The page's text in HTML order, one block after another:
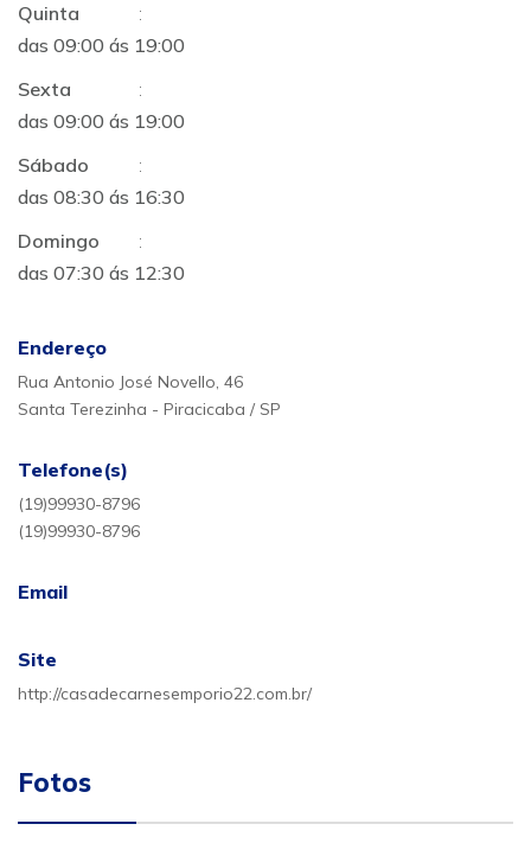
Quinta
:
das 09:00 ás 19:00
Sexta
:
das 09:00 ás 19:00
Sábado
:
das 08:30 ás 16:30
Domingo
:
das 07:30 ás 12:30
Endereço
Rua Antonio José Novello, 46
Santa Terezinha - Piracicaba / SP
Telefone(s)
(19)99930-8796
(19)99930-8796
Email
Site
http://casadecarnesemporio22.com.br/
Fotos